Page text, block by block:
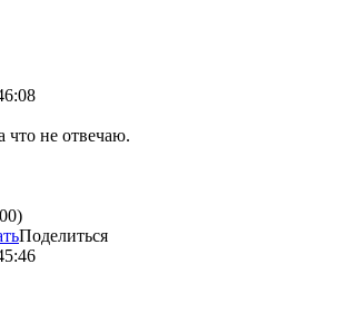
что не отвечаю.
Поделиться